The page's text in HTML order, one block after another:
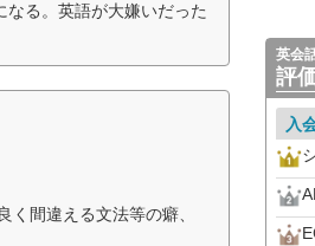
る。英語が大嫌いだった
間違える文法等の癖、
英会
評
入